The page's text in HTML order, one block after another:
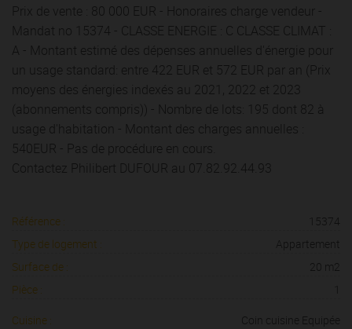
Prix de vente : 80 000 EUR - Honoraires charge vendeur -
Mandat no 15374 - CLASSE ENERGIE : C CLASSE CLIMAT :
A - Montant estimé des dépenses annuelles d'énergie pour
un usage standard: entre 422 EUR et 572 EUR par an (Prix
moyens des énergies indexés au 2021, 2022 et 2023
(abonnements compris)) - Nombre de lots: 195 dont 82 à
usage d'habitation - Montant des charges annuelles :
540EUR - Pas de procédure en cours.
Contactez Philibert DUFOUR au 07.82.92.44.93
Référence :
15374
Type de logement :
Appartement
Surface de :
20 m2
Pièce :
Cuisine :
Coin cuisine Equipée